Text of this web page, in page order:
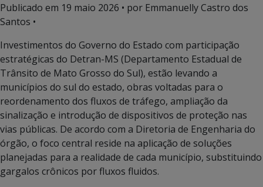
Publicado em 19 maio 2026 • por Emmanuelly Castro dos
Santos •
Investimentos do Governo do Estado com participação
estratégicas do Detran-MS (Departamento Estadual de
Trânsito de Mato Grosso do Sul), estão levando a
municípios do sul do estado, obras voltadas para o
reordenamento dos fluxos de tráfego, ampliação da
sinalização e introdução de dispositivos de proteção nas
vias públicas. De acordo com a Diretoria de Engenharia do
órgão, o foco central reside na aplicação de soluções
planejadas para a realidade de cada município, substituindo
gargalos crônicos por fluxos fluidos.